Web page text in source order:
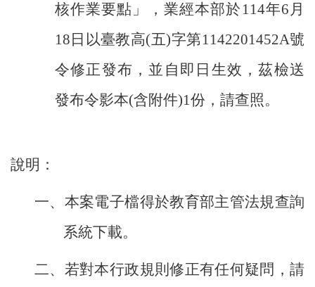
核作業要點」
，業經本部於 114年6 月
18 日以臺教高(五)字第1142201452A號
令修正發布，並自即日生效，茲檢送
發布令影本(含附件)1份，請查照。
說明：
一、本案電子檔得於教育部主管法規查詢
系統下載。
二、若對本行政規則修正有任何疑問，請